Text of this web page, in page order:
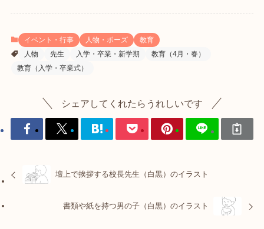
イベント・行事 人物・ポーズ
教育
人物
先生 入学・卒業・新学期
教育（4月・春）
教育（入学・卒業式）
シェアしてくれたらうれしいです
壇上で挨拶する校長先生（白黒）のイラスト
書類や紙を持つ男の子（白黒）のイラスト